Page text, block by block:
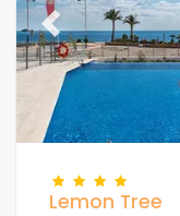
Previous
Lemon Tree